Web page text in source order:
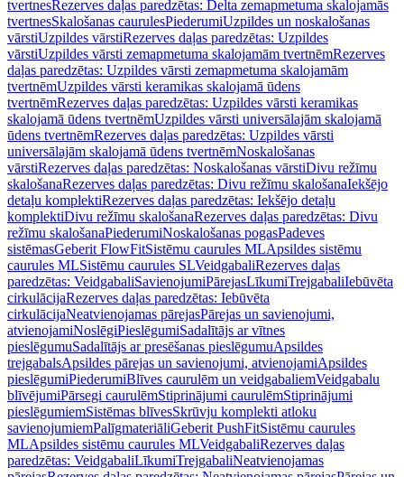
tvertnesRezerves daļas paredzētas: Delta zemapmetuma skalojamās
tvertnesSkalošanas caurulesPiederumiUzpildes un noskalošanas
vārstiUzpildes vārstiRezerves daļas paredzētas: Uzpildes
vārstiUzpildes vārsti zemapmetuma skalojamām tvertnēmRezerves
daļas paredzētas: Uzpildes vārsti zemapmetuma skalojamām
tvertnēmUzpildes vārsti keramikas skalojamā ūdens
tvertnēmRezerves daļas paredzētas: Uzpildes vārsti keramikas
skalojamā ūdens tvertnēmUzpildes vārsti universālajām skalojamā
ūdens tvertnēmRezerves daļas paredzētas: Uzpildes vārsti
universālajām skalojamā ūdens tvertnēmNoskalošanas
vārstiRezerves daļas paredzētas: Noskalošanas vārstiDivu režīmu
skalošanaRezerves daļas paredzētas: Divu režīmu skalošanaIekšējo
detaļu komplektiRezerves daļas paredzētas: Iekšējo detaļu
komplektiDivu režīmu skalošanaRezerves daļas paredzētas: Divu
režīmu skalošanaPiederumiNoskalošanas pogasPadeves
sistēmasGeberit FlowFitSistēmu caurules MLApsildes sistēmu
caurules MLSistēmu caurules SLVeidgabaliRezerves daļas
paredzētas: VeidgabaliSavienojumiPārejasLīkumiTrejgabaliIebūvēta
cirkulācijaRezerves daļas paredzētas: Iebūvēta
cirkulācijaNeatvienojamas pārejasPārejas un savienojumi,
atvienojamiNoslēgiPieslēgumiSadalītājs ar vītnes
pieslēgumuSadalītājs ar presēšanas pieslēgumuApsildes
trejgabalsApsildes pārejas un savienojumi, atvienojamiApsildes
pieslēgumiPiederumiBlīves caurulēm un veidgabaliemVeidgabalu
blīvējumiPārsegi caurulēmStiprinājumi caurulēmStiprinājumi
pieslēgumiemSistēmas blīvesSkrūvju komplekti atloku
savienojumiemPalīgmateriāliGeberit PushFitSistēmu caurules
MLApsildes sistēmu caurules MLVeidgabaliRezerves daļas
paredzētas: VeidgabaliLīkumiTrejgabaliNeatvienojamas